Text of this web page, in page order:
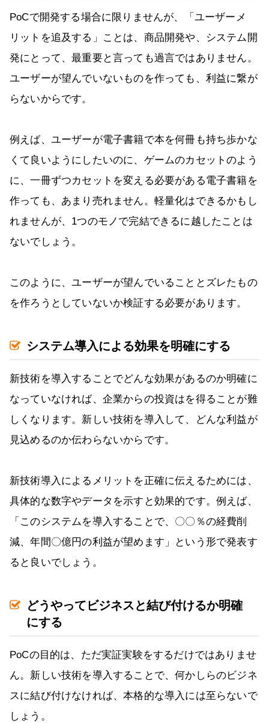
PoCで開発する場合に限りませんが、「ユーザーメ
リットを追及する」ことは、商品開発や、システム開
発にとって、最重要と言っても過言ではありません。
ユーザーが望んでいないものを作っても、利益に繋が
らないからです。
例えば、ユーザーが電子書籍で本を何冊も持ち歩かな
くて良いようにしたいのに、ゲームのカセットのよう
に、一冊ずつカセットを変える必要がある電子書籍を
作っても、あまり売れません。軽量化はできるかもし
れませんが、1つのモノで完結できるに越したことは
ないでしょう。
このように、ユーザーが望んでいることとズレたもの
を作ろうとしていないか検証する必要があります。
システム導入による効果を明確にする
新技術を導入することでどんな効果があるのか明確に
なっていなければ、企業からの投資はを得ることが難
しくなります。新しい技術を導入して、どんな利益が
見込めるのか伝わらないからです。
新技術導入によるメリットを正確に伝えるためには、
具体的な数字やデータを示すと効果的です。例えば、
「このシステムを導入することで、〇〇％の経費削
減、年間〇億円の利益が望めます」という形で発表す
ると良いでしょう。
どうやってビジネスと結び付けるか明確
にする
PoCの目的は、ただ実証実験をするだけではありませ
ん。新しい技術を導入することで、何かしらのビジネ
スに結び付けなければ、本格的な導入には至らないで
しょう。